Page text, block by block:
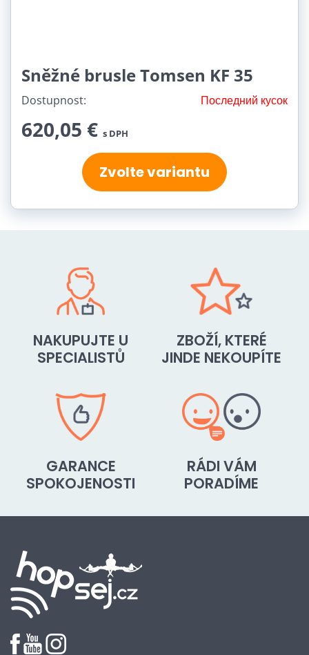
Sněžné brusle Tomsen KF 35
Dostupnost: Последний кусок
620,05 € s DPH
Zvolte variantu
NAKUPUJTE U
SPECIALISTŮ
ZBOŽÍ, KTERÉ
JINDE NEKOUPÍTE
GARANCE
SPOKOJENOSTI
RÁDI VÁM
PORADÍME